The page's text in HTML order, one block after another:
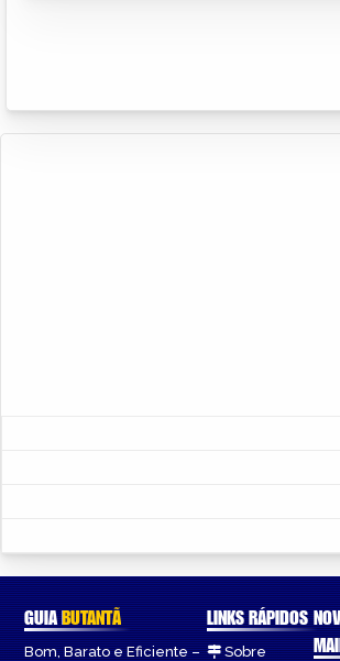
GUIABUTANTÃ
Bom, Barato e Eficiente –
LINKS RÁPIDOS
Sobre